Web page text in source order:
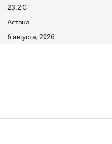
23.2 C
Астана
6 августа, 2026